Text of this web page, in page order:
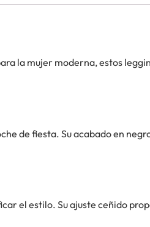
la mujer moderna, estos
de fiesta. Su acabado en
el estilo. Su ajuste ceñido